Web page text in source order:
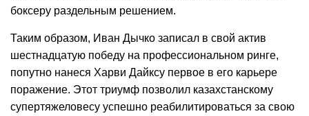
боксеру раздельным решением.
Таким образом, Иван Дычко записал в свой актив
шестнадцатую победу на профессиональном ринге,
попутно нанеся Харви Дайксу первое в его карьере
поражение. Этот триумф позволил казахстанскому
супертяжеловесу успешно реабилитироваться за свою